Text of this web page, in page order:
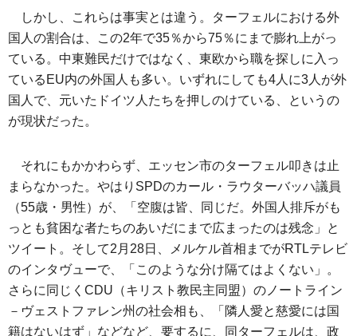
しかし、これらは事実とは違う。ターフェルにおける外
国人の割合は、この2年で35％から75％にまで膨れ上がっ
ている。中東難民だけではなく、東欧から職を探しに入っ
ているEU内の外国人も多い。いずれにしても4人に3人が外
国人で、元いたドイツ人たちを押しのけている、というの
が現状だった。
それにもかかわらず、エッセン市のターフェル叩きは止
まらなかった。やはりSPDのカール・ラウターバッハ議員
（55歳・男性）が、「空腹は皆、同じだ。外国人排斥がも
っとも貧困な者たちのあいだにまで広まったのは残念」と
ツイート。そして2月28日、メルケル首相までがRTLテレビ
のインタヴューで、「このような分け隔てはよくない」。
さらに同じくCDU（キリスト教民主同盟）のノートライン
－ヴェストファレン州の社会相も、「隣人愛と慈愛には国
籍はないはず」などなど、要するに、同ターフェルは、政